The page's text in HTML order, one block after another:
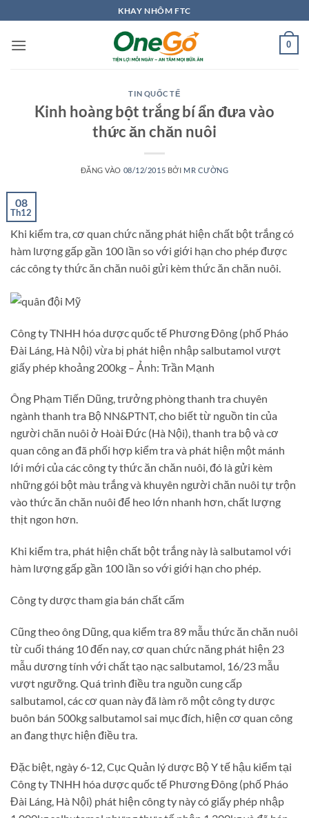
qua
nội
KHAY NHÔM FTC
0
TIN QUỐC TẾ
Kinh hoàng bột trắng bí ẩn đưa vào
thức ăn chăn nuôi
ĐĂNG VÀO 08/12/2015 BỞI MR CƯỜNG
08
Th12
Khi kiểm tra, cơ quan chức năng phát hiện chất bột trắng có
hàm lượng gấp gần 100 lần so với giới hạn cho phép được
các công ty thức ăn chăn nuôi gửi kèm thức ăn chăn nuôi.
Công ty TNHH hóa dược quốc tế Phương Đông (phố Pháo
Đài Láng, Hà Nội) vừa bị phát hiện nhập salbutamol vượt
giấy phép khoảng 200kg – Ảnh: Trần Mạnh
Ông Phạm Tiến Dũng, trưởng phòng thanh tra chuyên
ngành thanh tra Bộ NN&PTNT, cho biết từ nguồn tin của
người chăn nuôi ở Hoài Đức (Hà Nội), thanh tra bộ và cơ
quan công an đã phối hợp kiểm tra và phát hiện một mánh
lới mới của các công ty thức ăn chăn nuôi, đó là gửi kèm
những gói bột màu trắng và khuyên người chăn nuôi tự trộn
vào thức ăn chăn nuôi để heo lớn nhanh hơn, chất lượng
thịt ngon hơn.
Khi kiểm tra, phát hiện chất bột trắng này là salbutamol với
hàm lượng gấp gần 100 lần so với giới hạn cho phép.
Công ty dược tham gia bán chất cấm
Cũng theo ông Dũng, qua kiểm tra 89 mẫu thức ăn chăn nuôi
từ cuối tháng 10 đến nay, cơ quan chức năng phát hiện 23
mẫu dương tính với chất tạo nạc salbutamol, 16/23 mẫu
vượt ngưỡng. Quá trình điều tra nguồn cung cấp
salbutamol, các cơ quan này đã làm rõ một công ty dược
buôn bán 500kg salbutamol sai mục đích, hiện cơ quan công
an đang thực hiện điều tra.
Đặc biệt, ngày 6-12, Cục Quản lý dược Bộ Y tế hậu kiểm tại
Công ty TNHH hóa dược quốc tế Phương Đông (phố Pháo
Đài Láng, Hà Nội) phát hiện công ty này có giấy phép nhập